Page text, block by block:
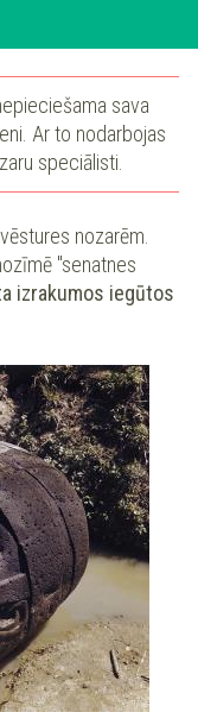
sava
Ar to nodarbojas
speciālisti.
nozarēm.
"senatnes
izrakumos iegūtos